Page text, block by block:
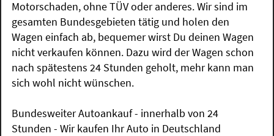
Motorschaden, ohne TÜV oder anderes. Wir sind im
gesamten Bundesgebieten tätig und holen den
Wagen einfach ab, bequemer wirst Du deinen Wagen
nicht verkaufen können. Dazu wird der Wagen schon
nach spätestens 24 Stunden geholt, mehr kann man
sich wohl nicht wünschen.
Bundesweiter Autoankauf - innerhalb von 24
Stunden - Wir kaufen Ihr Auto in Deutschland